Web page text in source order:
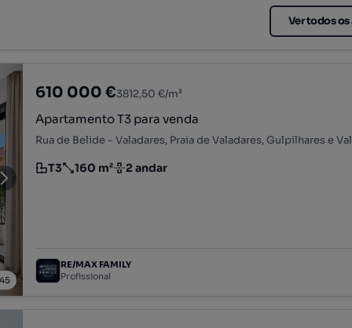
Ver todos
45
610 000 €3812,50 €/m²
Apartamento T3 para venda
Tipologia
T3
Preço por metro quadrado
160 m²
Andar 2 andar
RE/MAX FAMILY
Profissional